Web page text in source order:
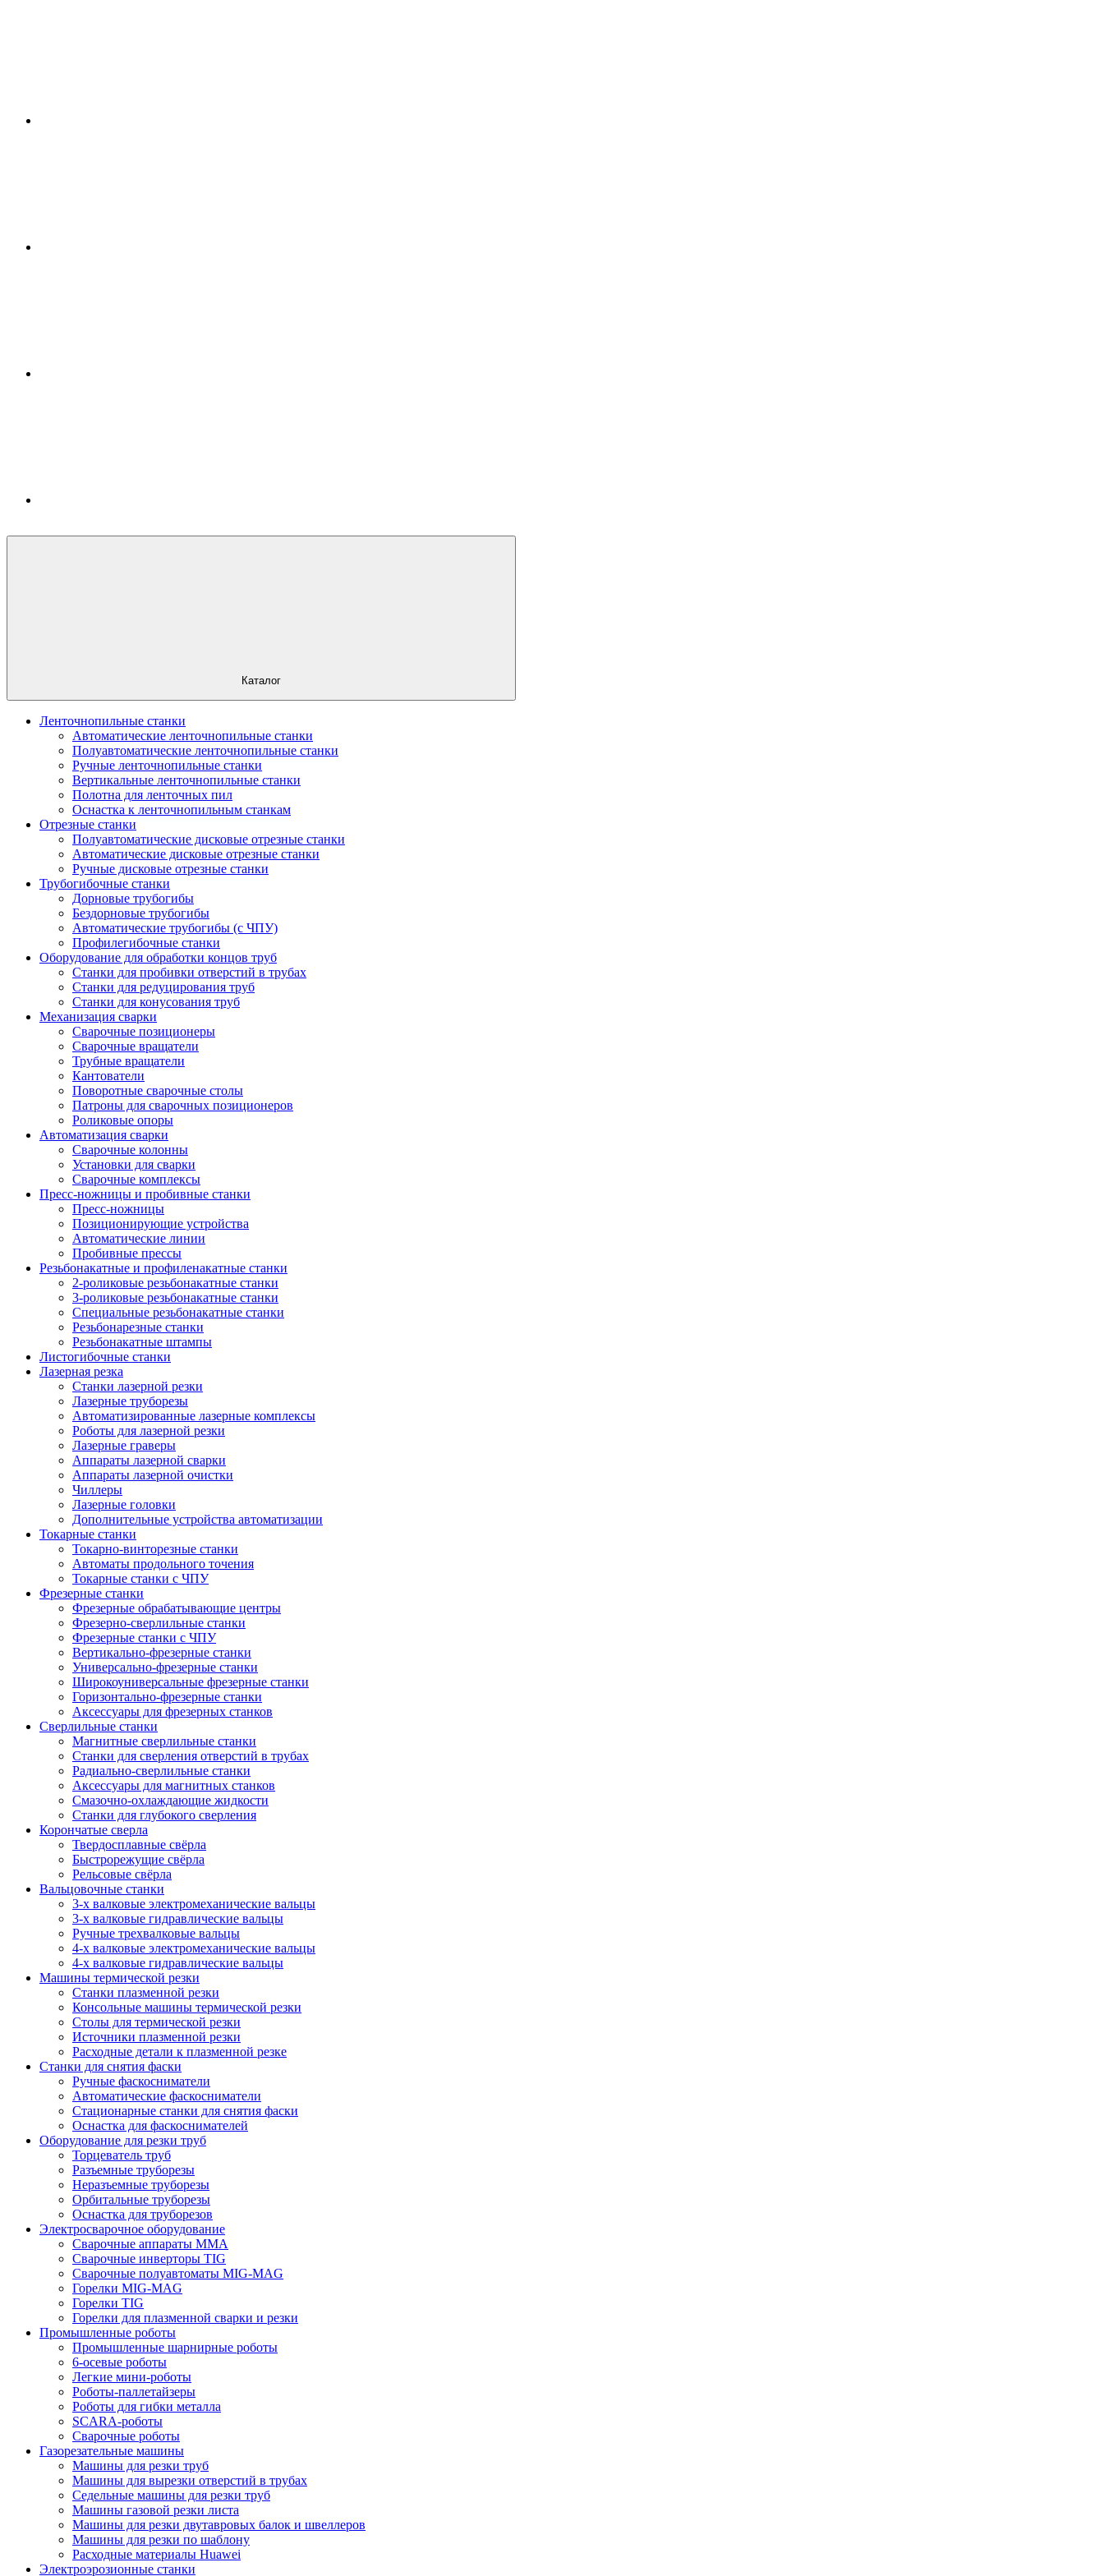
Каталог
Ленточнопильные станки
Автоматические ленточнопильные станки
Полуавтоматические ленточнопильные станки
Ручные ленточнопильные станки
Вертикальные ленточнопильные станки
Полотна для ленточных пил
Оснастка к ленточнопильным станкам
Отрезные станки
Полуавтоматические дисковые отрезные станки
Автоматические дисковые отрезные станки
Ручные дисковые отрезные станки
Трубогибочные станки
Дорновые трубогибы
Бездорновые трубогибы
Автоматические трубогибы (с ЧПУ)
Профилегибочные станки
Оборудование для обработки концов труб
Станки для пробивки отверстий в трубах
Станки для редуцирования труб
Станки для конусования труб
Механизация сварки
Сварочные позиционеры
Сварочные вращатели
Трубные вращатели
Кантователи
Поворотные сварочные столы
Патроны для сварочных позиционеров
Роликовые опоры
Автоматизация сварки
Сварочные колонны
Установки для сварки
Сварочные комплексы
Пресс-ножницы и пробивные станки
Пресс-ножницы
Позиционирующие устройства
Автоматические линии
Пробивные прессы
Резьбонакатные и профиленакатные станки
2-роликовые резьбонакатные станки
3-роликовые резьбонакатные станки
Специальные резьбонакатные станки
Резьбонарезные станки
Резьбонакатные штампы
Листогибочные станки
Лазерная резка
Станки лазерной резки
Лазерные труборезы
Автоматизированные лазерные комплексы
Роботы для лазерной резки
Лазерные граверы
Аппараты лазерной сварки
Аппараты лазерной очистки
Чиллеры
Лазерные головки
Дополнительные устройства автоматизации
Токарные станки
Токарно-винторезные станки
Автоматы продольного точения
Токарные станки с ЧПУ
Фрезерные станки
Фрезерные обрабатывающие центры
Фрезерно-сверлильные станки
Фрезерные станки с ЧПУ
Вертикально-фрезерные станки
Универсально-фрезерные станки
Широкоуниверсальные фрезерные станки
Горизонтально-фрезерные станки
Аксессуары для фрезерных станков
Сверлильные станки
Магнитные сверлильные станки
Станки для сверления отверстий в трубах
Радиально-сверлильные станки
Аксессуары для магнитных станков
Смазочно-охлаждающие жидкости
Станки для глубокого сверления
Корончатые сверла
Твердосплавные свёрла
Быстрорежущие свёрла
Рельсовые свёрла
Вальцовочные станки
3-х валковые электромеханические вальцы
3-х валковые гидравлические вальцы
Ручные трехвалковые вальцы
4-х валковые электромеханические вальцы
4-х валковые гидравлические вальцы
Машины термической резки
Станки плазменной резки
Консольные машины термической резки
Столы для термической резки
Источники плазменной резки
Расходные детали к плазменной резке
Станки для снятия фаски
Ручные фаскосниматели
Автоматические фаскосниматели
Стационарные станки для снятия фаски
Оснастка для фаскоснимателей
Оборудование для резки труб
Торцеватель труб
Разъемные труборезы
Неразъемные труборезы
Орбитальные труборезы
Оснастка для труборезов
Электросварочное оборудование
Сварочные аппараты MMA
Сварочные инверторы TIG
Сварочные полуавтоматы MIG-MAG
Горелки MIG-MAG
Горелки TIG
Горелки для плазменной сварки и резки
Промышленные роботы
Промышленные шарнирные роботы
6-осевые роботы
Легкие мини-роботы
Роботы-паллетайзеры
Роботы для гибки металла
SCARA-роботы
Сварочные роботы
Газорезательные машины
Машины для резки труб
Машины для вырезки отверстий в трубах
Седельные машины для резки труб
Машины газовой резки листа
Машины для резки двутавровых балок и швеллеров
Машины для резки по шаблону
Расходные материалы Huawei
Электроэрозионные станки